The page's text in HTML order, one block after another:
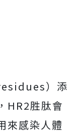
）添
HR2胜肽會
來感染人體